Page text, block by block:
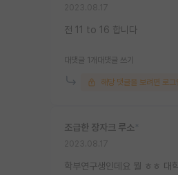
전 11 to 16 합니다
대댓글 1개 대댓글 쓰기
해당 댓글을 보려면 로
조급한 장자크 루소
학부연구생인데요 뭘 ㅎㅎ 대